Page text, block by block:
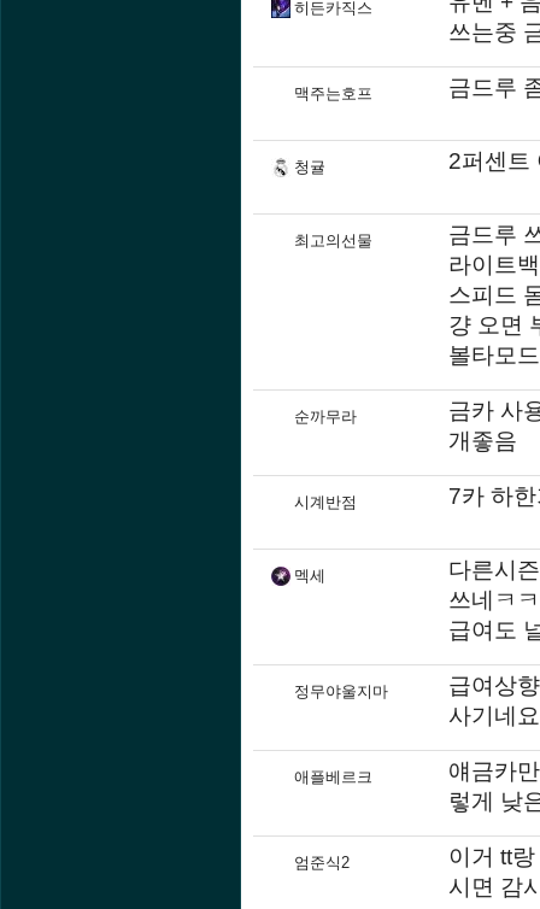
히든카직스
쓰는중
맥주는호프 금드루
청귤 2퍼센트
최고의선물
금드루
라이트
스피드
걍 오면
볼타모
순까무라
금카 사
개좋음
시계반점 7카 하
멕세
다른시
쓰네ㅋ
급여도
정무야울지마
급여상
사기네
애플베르크
얘금카
렇게 낮
엄준식2
이거 tt
시면 감